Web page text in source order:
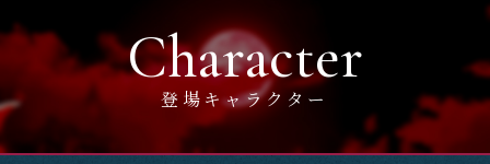
Story
Introduction
Character
登場キャラクター